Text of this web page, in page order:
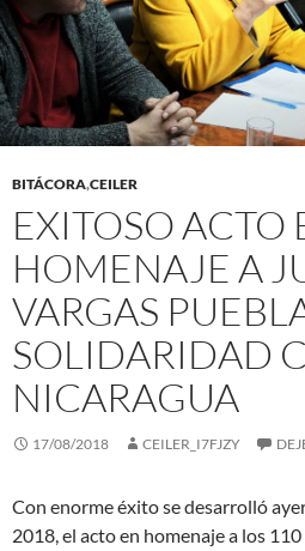
BITÁCORA,CEILER
EXITOSO ACTO
HOMENAJE A
VARGAS
SOLIDARIDAD
NICARAGUA
17/08/2018 CEILER_I7FJZY
Con enorme éxito se desarrolló
2018, el acto en homenaje a los